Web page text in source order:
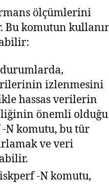
ölçümlerini
Bu komutun
durumlarda,
izlenmesini
hassas verilerin
önemli olduğu
N komutu, bu tür
ve veri
-N komutu,